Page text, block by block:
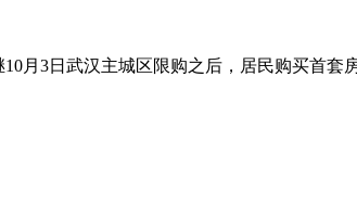
月3日武汉主城区限购之后，居民购买首套